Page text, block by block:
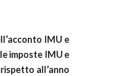
IMU e
imposte IMU e
all’anno